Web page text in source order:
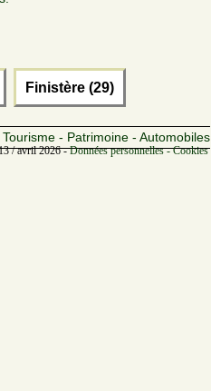
Finistère (29)
- Patrimoine - Automobiles
/ avril 2026 -Données personnelles -